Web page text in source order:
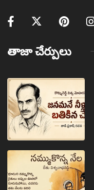
తాజా చేర్పులు